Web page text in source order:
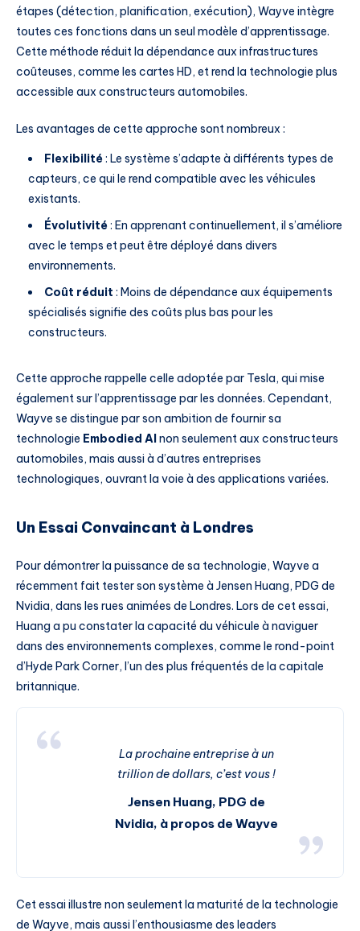
étapes (détection, planification, exécution), Wayve intègre
toutes ces fonctions dans un seul modèle d’apprentissage.
Cette méthode réduit la dépendance aux infrastructures
coûteuses, comme les cartes HD, et rend la technologie plus
accessible aux constructeurs automobiles.
Les avantages de cette approche sont nombreux :
Flexibilité: Le système s’adapte à différents types de
capteurs, ce qui le rend compatible avec les véhicules
existants.
Évolutivité: En apprenant continuellement, il s’améliore
avec le temps et peut être déployé dans divers
environnements.
Coût réduit : Moins de dépendance aux équipements
spécialisés signifie des coûts plus bas pour les
constructeurs.
Cette approche rappelle celle adoptée par Tesla, qui mise
également sur l’apprentissage par les données. Cependant,
Wayve se distingue par son ambition de fournir sa
technologie Embodied AI non seulement aux constructeurs
automobiles, mais aussi à d’autres entreprises
technologiques, ouvrant la voie à des applications variées.
Un Essai Convaincant à Londres
Pour démontrer la puissance de sa technologie, Wayve a
récemment fait tester son système à Jensen Huang, PDG de
Nvidia, dans les rues animées de Londres. Lors de cet essai,
Huang a pu constater la capacité du véhicule à naviguer
dans des environnements complexes, comme le rond-point
d’Hyde Park Corner, l’un des plus fréquentés de la capitale
britannique.
La prochaine entreprise à un
trillion de dollars, c’est vous !
Jensen Huang, PDG de
Nvidia, à propos de Wayve
Cet essai illustre non seulement la maturité de la technologie
de Wayve, mais aussi l’enthousiasme des leaders